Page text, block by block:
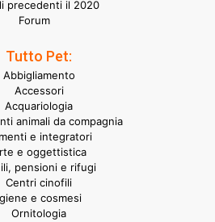
precedenti il 2020
Forum
Tutto Pet:
Abbigliamento
Accessori
Acquariologia
animali da compagnia
e integratori
e oggettistica
pensioni e rifugi
Centri cinofili
e cosmesi
Ornitologia